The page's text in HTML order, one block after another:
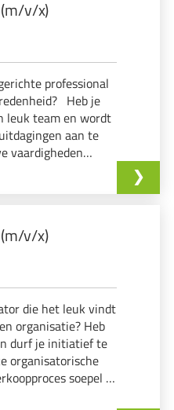
v/x)
professional
Heb je
leuk team en wordt
aan te
vaardigheden
v/x)
die het leuk vindt
organisatie? Heb
durf je initiatief te
organisatorische
soepel te